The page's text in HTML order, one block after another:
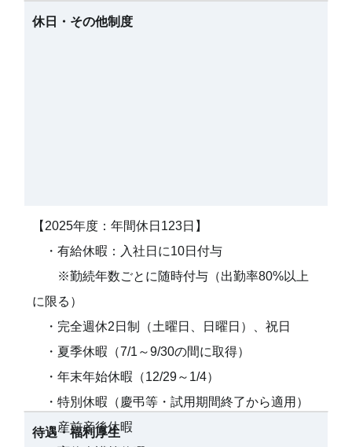
休日・その他制度
【2025年度：年間休日123日】
・有給休暇：入社日に10日付与
※勤続年数ごとに随時付与（出勤率80%以上
に限る）
・完全週休2日制（土曜日、日曜日）、祝日
・夏季休暇（7/1～9/30の間に取得）
・年末年始休暇（12/29～1/4）
・特別休暇（慶弔等・試用期間終了から適用）
・産前産後休暇
待遇・福利厚生